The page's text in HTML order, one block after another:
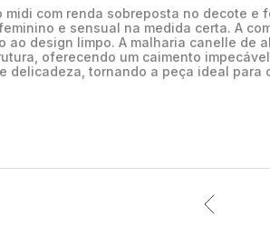
midi com renda sobreposta no decote e
e sensual na medida certa. A
ao design limpo. A malharia canelle de
oferecendo um caimento
delicadeza, tornando a peça ideal para